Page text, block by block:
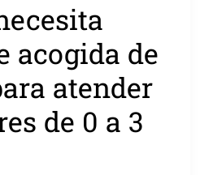
acogida de
atender
de 0 a 3